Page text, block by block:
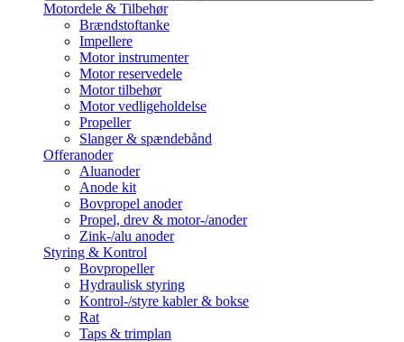
Motordele & Tilbehør
Brændstoftanke
Impellere
Motor instrumenter
Motor reservedele
Motor tilbehør
Motor vedligeholdelse
Propeller
Slanger & spændebånd
Offeranoder
Aluanoder
Anode kit
Bovpropel anoder
Propel, drev & motor-/anoder
Zink-/alu anoder
Styring & Kontrol
Bovpropeller
Hydraulisk styring
Kontrol-/styre kabler & bokse
Rat
Taps & trimplan